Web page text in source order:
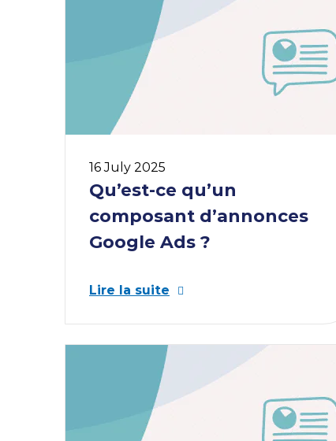
16 July 2025
Qu’est-ce qu’un
composant d’annonces
Google Ads ?
Lire la suite